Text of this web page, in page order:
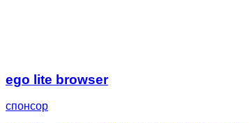
ego lite browser
спонсор